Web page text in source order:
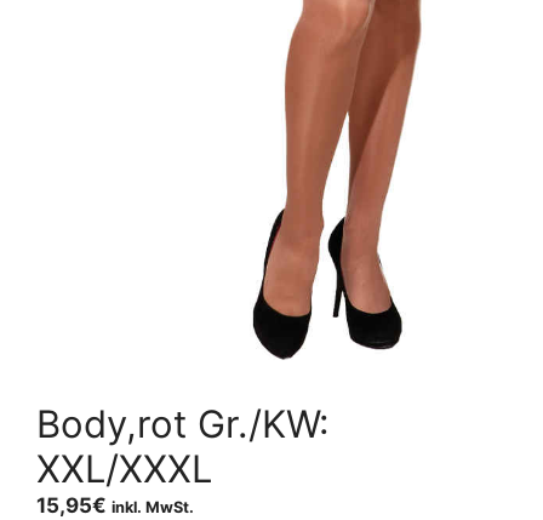
Body,rot Gr./KW:
XXL/XXXL
15,95€ inkl. MwSt.